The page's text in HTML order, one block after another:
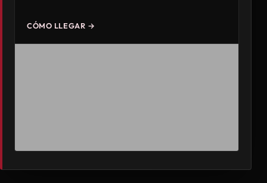
CÓMO LLEGAR →